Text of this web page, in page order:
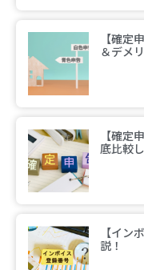
【確定
＆デメ
【確定
底比較
【イン
説！